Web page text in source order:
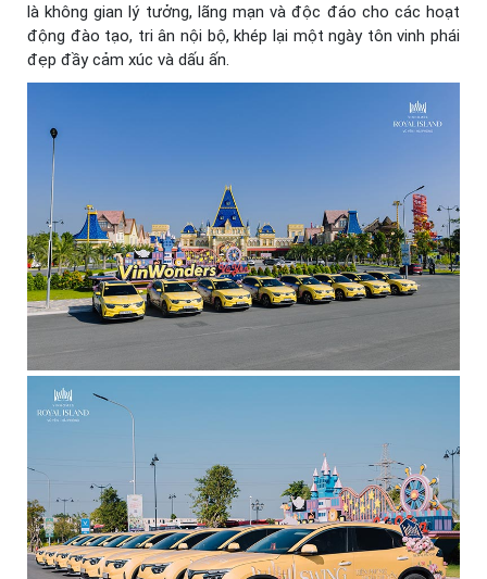
là không gian lý tưởng, lãng mạn và độc đáo cho các hoạt
động đào tạo, tri ân nội bộ, khép lại một ngày tôn vinh phái
đẹp đầy cảm xúc và dấu ấn.